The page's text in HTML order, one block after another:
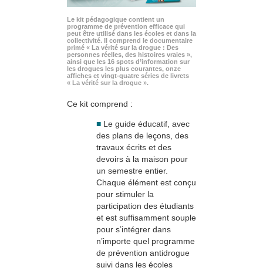
Le kit pédagogique contient un
programme de prévention efficace qui
peut être utilisé dans les écoles et dans la
collectivité. Il comprend le documentaire
primé « La vérité sur la drogue : Des
personnes réelles, des histoires vraies »,
ainsi que les 16 spots d’information sur
les drogues les plus courantes, onze
affiches et vingt-quatre séries de livrets
« La vérité sur la drogue ».
Ce kit comprend :
■ Le guide éducatif, avec
des plans de leçons, des
travaux écrits et des
devoirs à la maison pour
un semestre entier.
Chaque élément est conçu
pour stimuler la
participation des étudiants
et est suffisamment souple
pour s’intégrer dans
n’importe quel programme
de prévention antidrogue
suivi dans les écoles